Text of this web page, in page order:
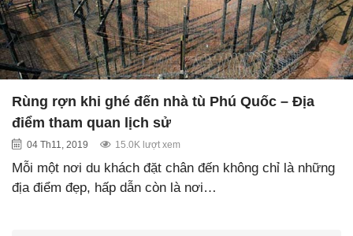
Rùng rợn khi ghé đến nhà tù Phú Quốc – Địa
điểm tham quan lịch sử
04 Th11, 2019 15.0K lượt xem
Mỗi một nơi du khách đặt chân đến không chỉ là những
địa điểm đẹp, hấp dẫn còn là nơi…